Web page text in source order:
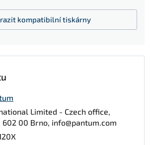
kompatibilní tiskárny
Limited - Czech office,
602 00 Brno, info@pantum.com